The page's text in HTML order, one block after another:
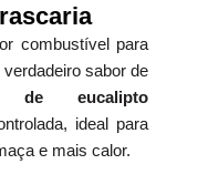
combustível para
sabor de
de eucalipto
ideal para
e mais calor.